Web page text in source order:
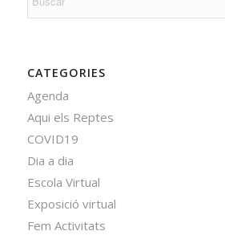
CATEGORIES
Agenda
Aqui els Reptes
COVID19
Dia a dia
Escola Virtual
Exposició virtual
Fem Activitats